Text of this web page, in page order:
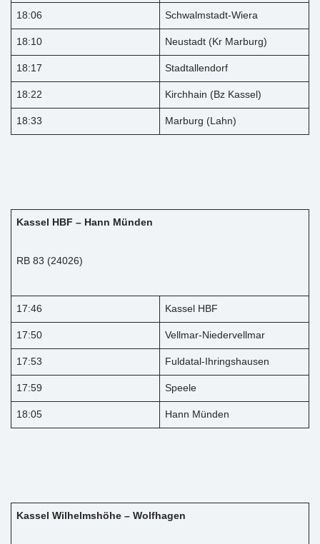
18:06 Schwalmstadt-Wiera
18:10 Neustadt (Kr Marburg)
18:17 Stadtallendorf
18:22 Kirchhain (Bz Kassel)
18:33 Marburg (Lahn)
Kassel HBF – Hann Münden
RB 83 (24026)
17:46 Kassel HBF
17:50 Vellmar-Niedervellmar
17:53 Fuldatal-Ihringshausen
17:59 Speele
18:05 Hann Münden
Kassel Wilhelmshöhe – Wolfhagen